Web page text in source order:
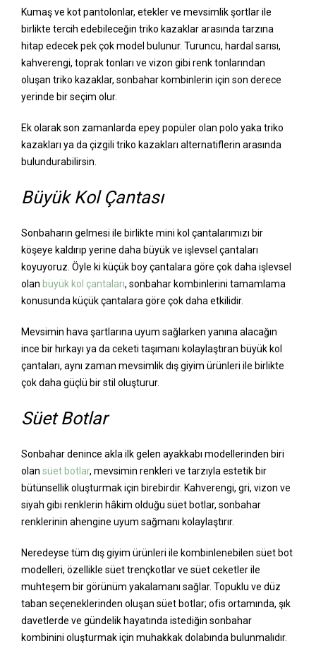
Kumaş ve kot pantolonlar, etekler ve mevsimlik şortlar ile
birlikte tercih edebileceğin triko kazaklar arasında tarzına
hitap edecek pek çok model bulunur. Turuncu, hardal sarısı,
kahverengi, toprak tonları ve vizon gibi renk tonlarından
oluşan triko kazaklar, sonbahar kombinlerin için son derece
yerinde bir seçim olur.
Ek olarak son zamanlarda epey popüler olan polo yaka triko
kazakları ya da çizgili triko kazakları alternatiflerin arasında
bulundurabilirsin.
Büyük Kol Çantası
Sonbaharın gelmesi ile birlikte mini kol çantalarımızı bir
köşeye kaldırıp yerine daha büyük ve işlevsel çantaları
koyuyoruz. Öyle ki küçük boy çantalara göre çok daha işlevsel
olan büyük kol çantaları, sonbahar kombinlerini tamamlama
konusunda küçük çantalara göre çok daha etkilidir.
Mevsimin hava şartlarına uyum sağlarken yanına alacağın
ince bir hırkayı ya da ceketi taşımanı kolaylaştıran büyük kol
çantaları, aynı zaman mevsimlik dış giyim ürünleri ile birlikte
çok daha güçlü bir stil oluşturur.
Süet Botlar
Sonbahar denince akla ilk gelen ayakkabı modellerinden biri
olan süet botlar, mevsimin renkleri ve tarzıyla estetik bir
bütünsellik oluşturmak için birebirdir. Kahverengi, gri, vizon ve
siyah gibi renklerin hâkim olduğu süet botlar, sonbahar
renklerinin ahengine uyum sağmanı kolaylaştırır.
Neredeyse tüm dış giyim ürünleri ile kombinlenebilen süet bot
modelleri, özellikle süet trençkotlar ve süet ceketler ile
muhteşem bir görünüm yakalamanı sağlar. Topuklu ve düz
taban seçeneklerinden oluşan süet botlar; ofis ortamında, şık
davetlerde ve gündelik hayatında istediğin sonbahar
kombinini oluşturmak için muhakkak dolabında bulunmalıdır.